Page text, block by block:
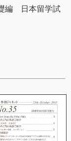
編 日本留学試